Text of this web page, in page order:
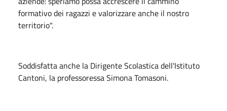
formativo dei ragazzi e valorizzare anche il nostro
territorio".
Soddisfatta anche la Dirigente Scolastica dell'Istituto
Cantoni, la professoressa Simona Tomasoni.